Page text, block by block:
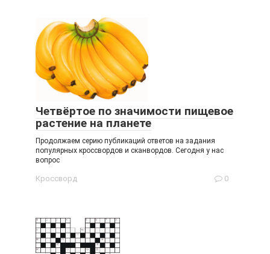
Четвёртое по значимости пищевое
растение на планете
Продолжаем серию публикаций ответов на задания
популярных кроссвордов и сканвордов. Сегодня у нас
вопрос
Кроссворд 0